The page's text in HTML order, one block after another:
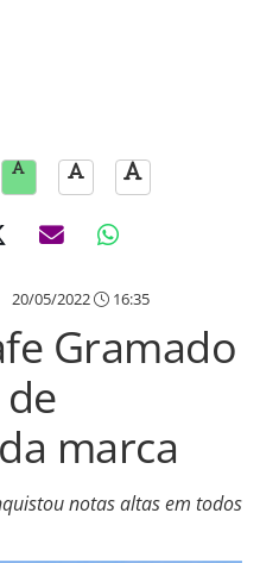
20/05/2022 16:35
Gramado
marca
notas altas em todos